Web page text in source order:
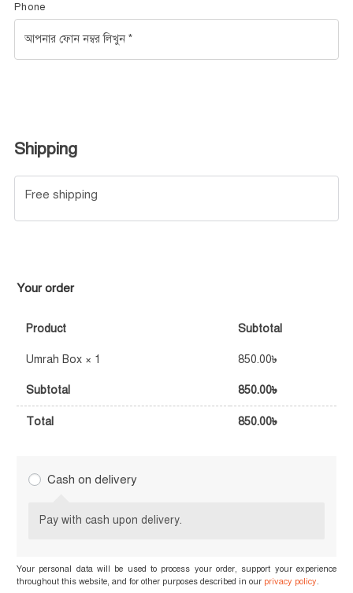
Phone
Shipping
Free shipping
Your order
Product Subtotal
Umrah Box × 1 850.00৳
Subtotal 850.00৳
Total 850.00৳
Cash on delivery
Pay with cash upon delivery.
Your personal data will be used to process your order, support your experience
throughout this website, and for other purposes described in our privacy policy.